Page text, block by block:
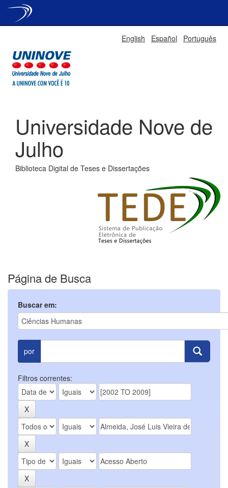
English Español Português
Universidade Nove de
Julho
Biblioteca Digital de Teses e Dissertações
Página de Busca
Buscar em:
por
Filtros correntes: